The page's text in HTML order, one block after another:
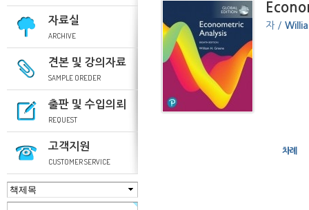
자료실
ARCHIVE
견본 및 강의자료
SAMPLE OREDER
출판 및 수입의뢰
REQUEST
고객지원
CUSTOMER SERVICE
자 /
차례